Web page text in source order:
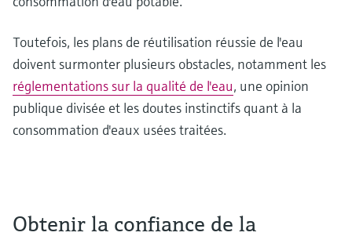
Toutefois, les plans de réutilisation réussie de l'eau
doivent surmonter plusieurs obstacles, notamment les
réglementations sur la qualité de l'eau, une opinion
publique divisée et les doutes instinctifs quant à la
consommation d'eaux usées traitées.
Obtenir la confiance de la